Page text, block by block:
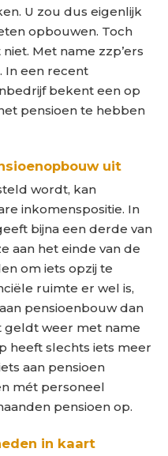
U zou dus eigenlijk
opbouwen. Toch
Met name zzp’ers
In een recent
bekent een op
pensioen te hebben
uit
wordt, kan
inkomenspositie. In
bijna een derde van
aan het einde van de
om iets opzij te
ruimte er wel is,
pensioenbouw dan
geldt weer met name
heeft slechts iets meer
aan pensioen
mét personeel
pensioen op.
in kaart